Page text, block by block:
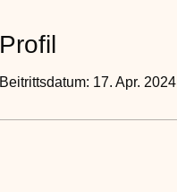
Profil
Beitrittsdatum: 17. Apr. 2024